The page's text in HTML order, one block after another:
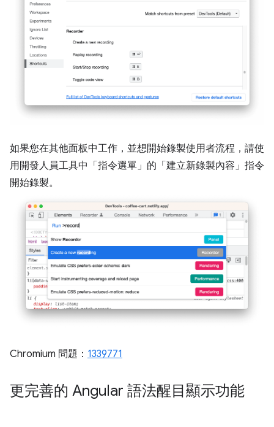
如果您在其他面板中工作，並想開始錄製使用者流程，請使
用開發人員工具中「指令選單」的「建立新錄製內容」 指令
開始錄製。
Chromium 問題： 1339771
更完善的 Angular 語法醒目顯示功能